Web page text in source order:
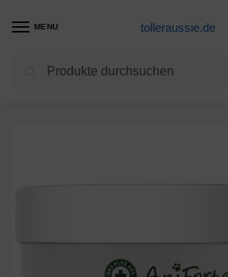
MENU tolleraussie.de
Hunde Nahrungsergänzung Produkte